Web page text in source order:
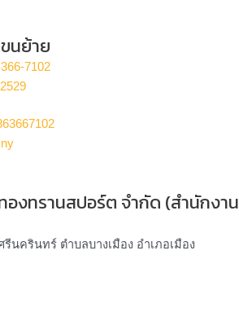
นย้าย
7102
งทรานสปอร์ต จำกัด (สำนักงาน
นครินทร์ ตำบลบางเมือง อำเภอเมือง